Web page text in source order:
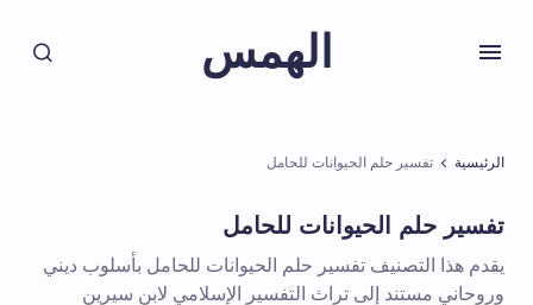
الهمس
الرئيسية تفسير حلم الحيوانات للحامل
تفسير حلم الحيوانات للحامل
يقدم هذا التصنيف تفسير حلم الحيوانات للحامل بأسلوب ديني
وروحاني مستند إلى تراث التفسير الإسلامي لابن سيرين